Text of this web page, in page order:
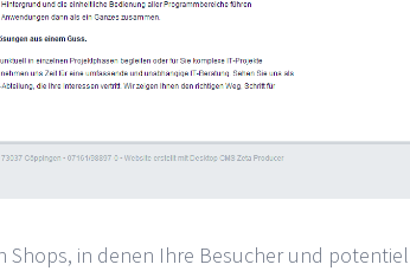
Shops, in denen Ihre Besucher und